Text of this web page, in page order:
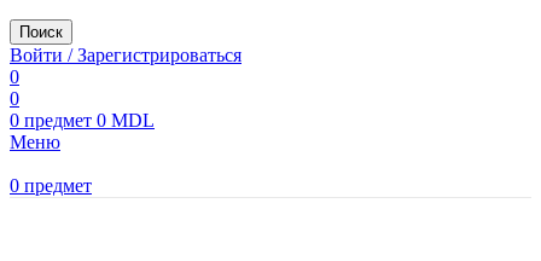
Поиск
Войти / Зарегистрироваться
0
0
0 предмет 0 MDL
Меню
0 предмет